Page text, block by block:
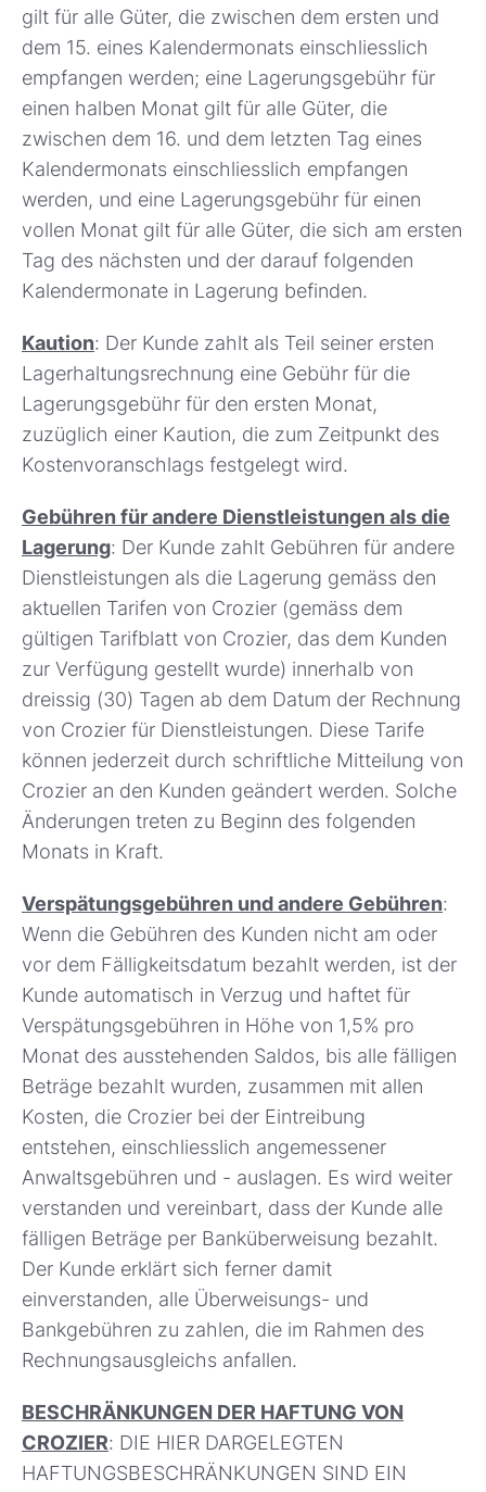
gilt für alle Güter, die zwischen dem ersten und
dem 15. eines Kalendermonats einschliesslich
empfangen werden; eine Lagerungsgebühr für
einen halben Monat gilt für alle Güter, die
zwischen dem 16. und dem letzten Tag eines
Kalendermonats einschliesslich empfangen
werden, und eine Lagerungsgebühr für einen
vollen Monat gilt für alle Güter, die sich am ersten
Tag des nächsten und der darauf folgenden
Kalendermonate in Lagerung befinden.
Kaution: Der Kunde zahlt als Teil seiner ersten
Lagerhaltungsrechnung eine Gebühr für die
Lagerungsgebühr für den ersten Monat,
zuzüglich einer Kaution, die zum Zeitpunkt des
Kostenvoranschlags festgelegt wird.
Gebühren für andere Dienstleistungen als die
Lagerung: Der Kunde zahlt Gebühren für andere
Dienstleistungen als die Lagerung gemäss den
aktuellen Tarifen von Crozier (gemäss dem
gültigen Tarifblatt von Crozier, das dem Kunden
zur Verfügung gestellt wurde) innerhalb von
dreissig (30) Tagen ab dem Datum der Rechnung
von Crozier für Dienstleistungen. Diese Tarife
können jederzeit durch schriftliche Mitteilung von
Crozier an den Kunden geändert werden. Solche
Änderungen treten zu Beginn des folgenden
Monats in Kraft.
Verspätungsgebühren und andere Gebühren:
Wenn die Gebühren des Kunden nicht am oder
vor dem Fälligkeitsdatum bezahlt werden, ist der
Kunde automatisch in Verzug und haftet für
Verspätungsgebühren in Höhe von 1,5% pro
Monat des ausstehenden Saldos, bis alle fälligen
Beträge bezahlt wurden, zusammen mit allen
Kosten, die Crozier bei der Eintreibung
entstehen, einschliesslich angemessener
Anwaltsgebühren und - auslagen. Es wird weiter
verstanden und vereinbart, dass der Kunde alle
fälligen Beträge per Banküberweisung bezahlt.
Der Kunde erklärt sich ferner damit
einverstanden, alle Überweisungs- und
Bankgebühren zu zahlen, die im Rahmen des
Rechnungsausgleichs anfallen.
BESCHRÄNKUNGEN DER HAFTUNG VON
CROZIER: DIE HIER DARGELEGTEN
HAFTUNGSBESCHRÄNKUNGEN SIND EIN